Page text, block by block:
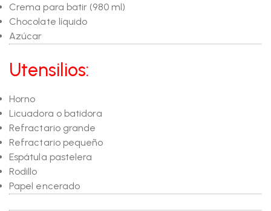
Crema para batir (980 ml)
Chocolate líquido
Azúcar
Utensilios:
Horno
Licuadora o batidora
Refractario grande
Refractario pequeño
Espátula pastelera
Rodillo
Papel encerado